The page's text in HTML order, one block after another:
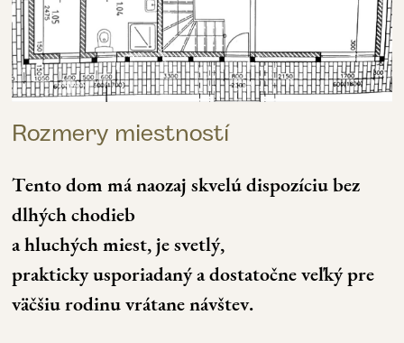
Rozmery miestností
Tento dom má naozaj skvelú dispozíciu bez
dlhých chodieb
a hluchých miest, je svetlý,
prakticky usporiadaný a dostatočne veľký pre
väčšiu rodinu vrátane návštev.